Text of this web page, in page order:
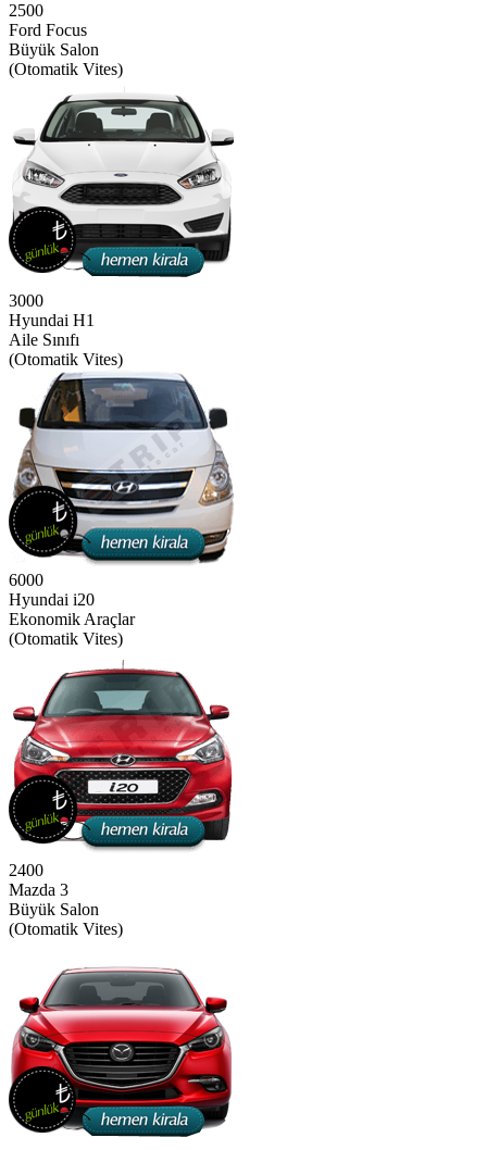
2500
Ford Focus
Büyük Salon
(Otomatik Vites)
3000
Hyundai H1
Aile Sınıfı
(Otomatik Vites)
6000
Hyundai i20
Ekonomik Araçlar
(Otomatik Vites)
2400
Mazda 3
Büyük Salon
(Otomatik Vites)